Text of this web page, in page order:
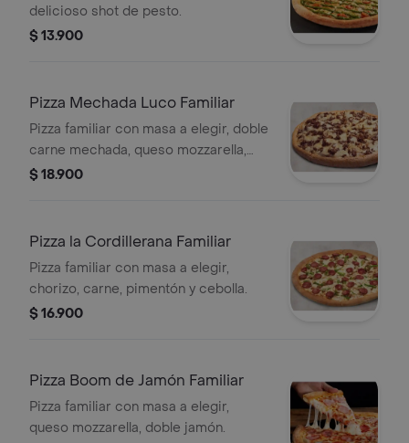
delicioso shot de pesto.
$ 13.900
Pizza Mechada Luco Familiar
Pizza familiar con masa a elegir, doble
carne mechada, queso mozzarella,
queso parmesano y romano.
$ 18.900
Pizza la Cordillerana Familiar
Pizza familiar con masa a elegir,
chorizo, carne, pimentón y cebolla.
$ 16.900
Pizza Boom de Jamón Familiar
Pizza familiar con masa a elegir,
queso mozzarella, doble jamón.